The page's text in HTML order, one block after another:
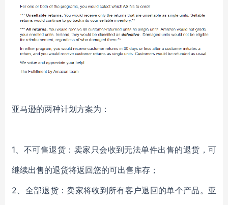
亚马逊的两种计划方案为：
1、不可售退货：卖家只会收到无法单件出售的退货，可
继续出售的退货将返回您的可出售库存；
2、全部退货：卖家将收到所有客户退回的单个产品。亚